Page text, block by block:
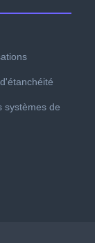
systèmes de